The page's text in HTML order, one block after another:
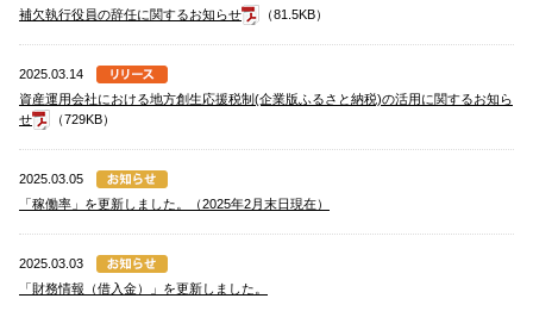
補欠執行役員の辞任に関するお知らせ
（81.5KB）
2025.03.14
資産運用会社における地方創生応援税制(企業版ふるさと納税)の活用に関するお知ら
せ
（729KB）
2025.03.05
「稼働率」を更新しました。（2025年2月末日現在）
2025.03.03
「財務情報（借入金）」を更新しました。